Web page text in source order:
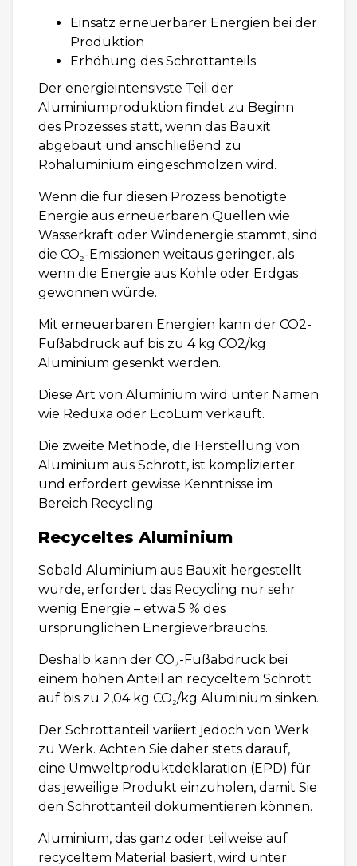
Einsatz erneuerbarer Energien bei der
Produktion
Erhöhung des Schrottanteils
Der energieintensivste Teil der
Aluminiumproduktion findet zu Beginn
des Prozesses statt, wenn das Bauxit
abgebaut und anschließend zu
Rohaluminium eingeschmolzen wird.
Wenn die für diesen Prozess benötigte
Energie aus erneuerbaren Quellen wie
Wasserkraft oder Windenergie stammt, sind
die CO₂-Emissionen weitaus geringer, als
wenn die Energie aus Kohle oder Erdgas
gewonnen würde.
Mit erneuerbaren Energien kann der CO2-
Fußabdruck auf bis zu 4 kg CO2/kg
Aluminium gesenkt werden.
Diese Art von Aluminium wird unter Namen
wie Reduxa oder EcoLum verkauft.
Die zweite Methode, die Herstellung von
Aluminium aus Schrott, ist komplizierter
und erfordert gewisse Kenntnisse im
Bereich Recycling.
Recyceltes Aluminium
Sobald Aluminium aus Bauxit hergestellt
wurde, erfordert das Recycling nur sehr
wenig Energie – etwa 5 % des
ursprünglichen Energieverbrauchs.
Deshalb kann der CO₂-Fußabdruck bei
einem hohen Anteil an recyceltem Schrott
auf bis zu 2,04 kg CO₂/kg Aluminium sinken.
Der Schrottanteil variiert jedoch von Werk
zu Werk. Achten Sie daher stets darauf,
eine Umweltproduktdeklaration (EPD) für
das jeweilige Produkt einzuholen, damit Sie
den Schrottanteil dokumentieren können.
Aluminium, das ganz oder teilweise auf
recyceltem Material basiert, wird unter